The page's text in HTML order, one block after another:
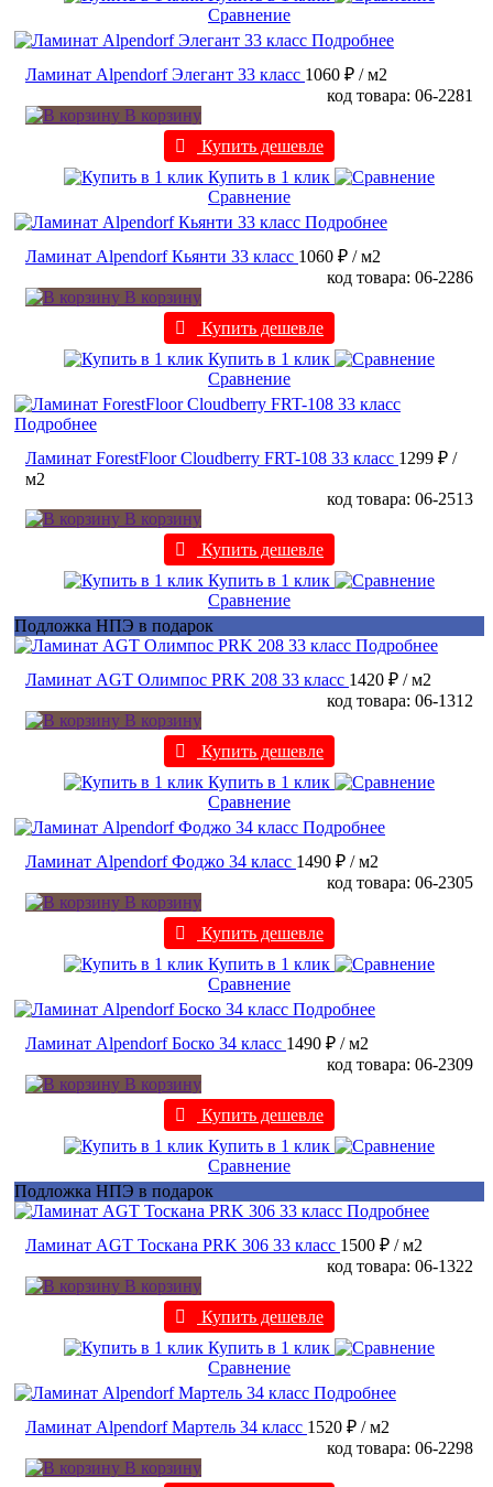
Сравнение
Подробнее
Ламинат Alpendorf Элегант 33 класс 1060 ₽ / м2
код товара: 06-2281
В корзину
Купить дешевле
Купить в 1 клик
Сравнение
Подробнее
Ламинат Alpendorf Кьянти 33 класс 1060 ₽ / м2
код товара: 06-2286
В корзину
Купить дешевле
Купить в 1 клик
Сравнение
Подробнее
Ламинат ForestFloor Cloudberry FRT-108 33 класс 1299 ₽ /
м2
код товара: 06-2513
В корзину
Купить дешевле
Купить в 1 клик
Сравнение
Подложка НПЭ в подарок
Подробнее
Ламинат AGT Олимпос PRK 208 33 класс 1420 ₽ / м2
код товара: 06-1312
В корзину
Купить дешевле
Купить в 1 клик
Сравнение
Подробнее
Ламинат Alpendorf Фоджо 34 класс 1490 ₽ / м2
код товара: 06-2305
В корзину
Купить дешевле
Купить в 1 клик
Сравнение
Подробнее
Ламинат Alpendorf Боско 34 класс 1490 ₽ / м2
код товара: 06-2309
В корзину
Купить дешевле
Купить в 1 клик
Сравнение
Подложка НПЭ в подарок
Подробнее
Ламинат AGT Тоскана PRK 306 33 класс 1500 ₽ / м2
код товара: 06-1322
В корзину
Купить дешевле
Купить в 1 клик
Сравнение
Подробнее
Ламинат Alpendorf Мартель 34 класс 1520 ₽ / м2
код товара: 06-2298
В корзину